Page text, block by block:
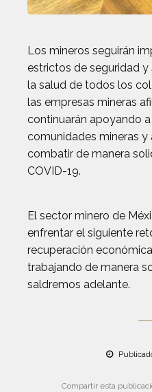
Los mineros seguirán
estrictos de seguridad
la salud de todos los
las empresas mineras
continuarán apoyando
comunidades mineras y
combatir de manera
COVID-19.
El sector minero de
enfrentar el siguiente
recuperación
trabajando de manera
saldremos adelante.
Compartir esta